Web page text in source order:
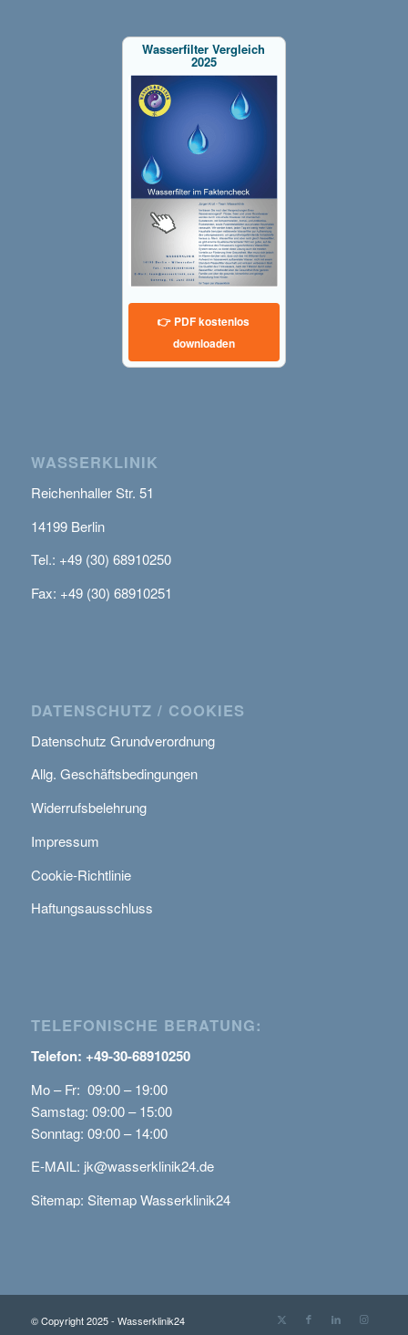
Wasserfilter Vergleich
2025
👉 PDF kostenlos
downloaden
WASSERKLINIK
Reichenhaller Str. 51
14199 Berlin
Tel.: +49 (30) 68910250
Fax: +49 (30) 68910251
DATENSCHUTZ / COOKIES
Datenschutz Grundverordnung
Allg. Geschäftsbedingungen
Widerrufsbelehrung
Impressum
Cookie-Richtlinie
Haftungsausschluss
TELEFONISCHE BERATUNG:
Telefon: +49-30-68910250
Mo – Fr: 09:00 – 19:00
Samstag: 09:00 – 15:00
Sonntag: 09:00 – 14:00
E-MAIL: jk@wasserklinik24.de
Sitemap: Sitemap Wasserklinik24
© Copyright 2025 - Wasserklinik24